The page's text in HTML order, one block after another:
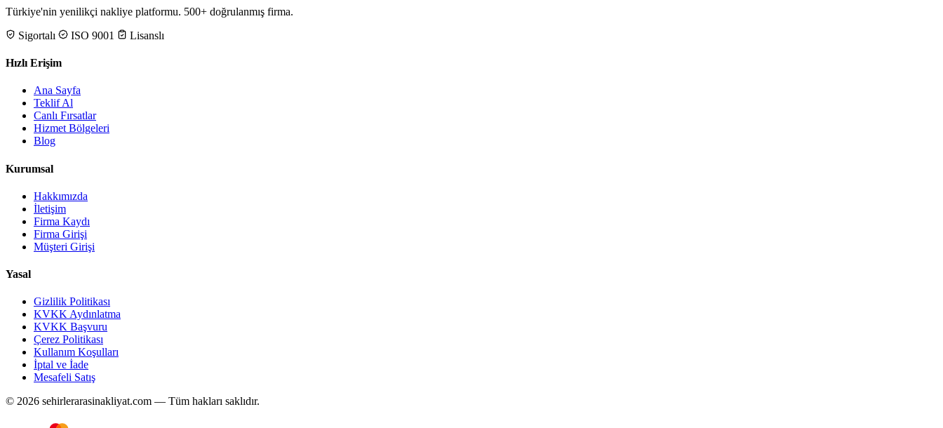
Türkiye'nin yenilikçi nakliye platformu. 500+ doğrulanmış firma.
Sigortalı
ISO 9001 Lisanslı
Hızlı Erişim
Ana Sayfa
Teklif Al
Canlı Fırsatlar
Hizmet Bölgeleri
Blog
Kurumsal
Hakkımızda
İletişim
Firma Kaydı
Firma Girişi
Müşteri Girişi
Yasal
Gizlilik Politikası
KVKK Aydınlatma
KVKK Başvuru
Çerez Politikası
Kullanım Koşulları
İptal ve İade
Mesafeli Satış
© 2026 sehirlerarasinakliyat.com — Tüm hakları saklıdır.